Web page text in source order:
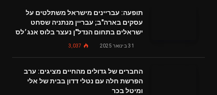
תופעה: עבריינים מישראל משתלטים על
עסקים בארה"ב; עבריין מנתניה שסחט
ישראלים בתחום הנדל"ן נעצר בלוס אנג׳לס
31 בינואר 2025 3,037
החברים של גדולים מהחיים מציגים: ערב
הפרשת חלה עם נטלי דדון בבית של אלי
ומיטל בכר